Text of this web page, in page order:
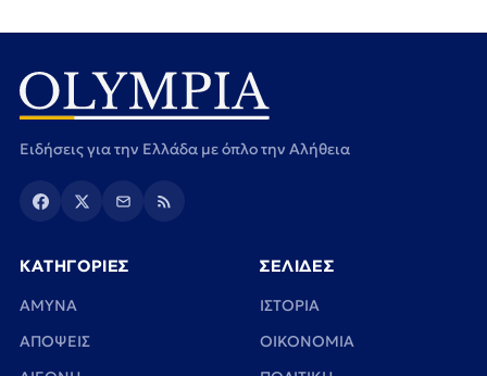
Ειδήσεις για την Ελλάδα με όπλο την Αλήθεια
ΚΑΤΗΓΟΡΙΕΣ
ΑΜΥΝΑ
ΑΠΟΨΕΙΣ
ΣΕΛΙΔΕΣ
ΙΣΤΟΡΙΑ
ΟΙΚΟΝΟΜΙΑ